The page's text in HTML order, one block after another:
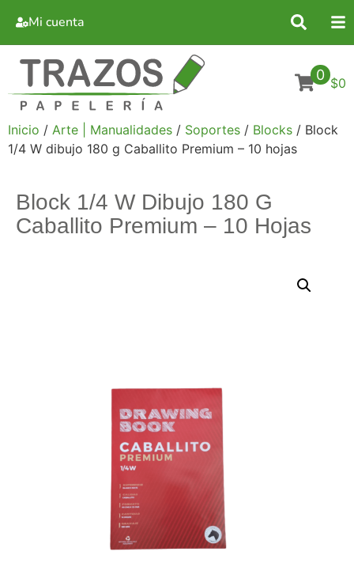
Mi cuenta
0 $0
Inicio / Arte | Manualidades / Soportes / Blocks / Block
1/4 W dibujo 180 g Caballito Premium – 10 hojas
Block 1/4 W Dibujo 180 G
Caballito Premium – 10 Hojas